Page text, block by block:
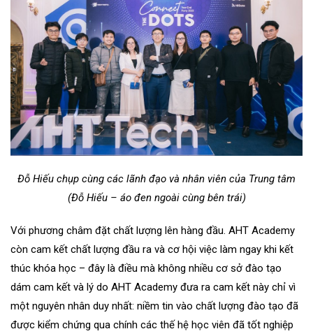
Đỗ Hiếu chụp cùng các lãnh đạo và nhân viên của Trung tâm
(Đỗ Hiếu – áo đen ngoài cùng bên trái)
Với phương châm đặt chất lượng lên hàng đầu. AHT Academy
còn cam kết chất lượng đầu ra và cơ hội việc làm ngay khi kết
thúc khóa học – đây là điều mà không nhiều cơ sở đào tạo
dám cam kết và lý do AHT Academy đưa ra cam kết này chỉ vì
một nguyên nhân duy nhất: niềm tin vào chất lượng đào tạo đã
được kiểm chứng qua chính các thế hệ học viên đã tốt nghiệp